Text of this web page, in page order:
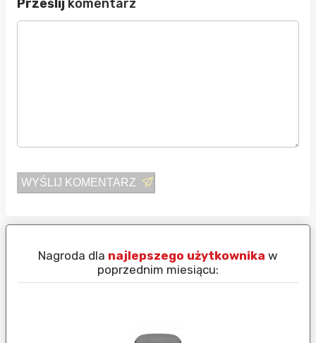
Prześlij komentarz
WYŚLIJ KOMENTARZ
Nagroda dla najlepszego użytkownika w
poprzednim miesiącu: